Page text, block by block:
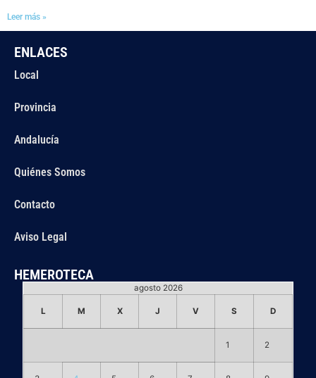
Leer más »
ENLACES
Local
Provincia
Andalucía
Quiénes Somos
Contacto
Aviso Legal
HEMEROTECA
agosto 2026
L M X J V S D
1 2